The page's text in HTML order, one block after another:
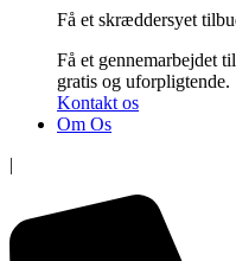
Få et skræddersyet
Få et gennemarbejdet
gratis og uforpligtende.
Kontakt os
Om Os
|